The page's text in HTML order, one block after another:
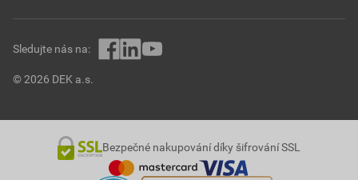
© 2026 DEK a.s.
Sledujte nás na:
Bezpečné nakupování díky šifrování SSL